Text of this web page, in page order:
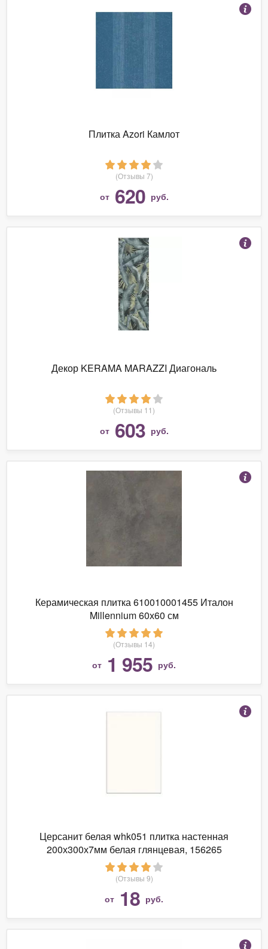
Плитка Azori Камлот
(Отзывы 7)
от 620 руб.
Декор KERAMA MARAZZI Диагональ
(Отзывы 11)
от 603 руб.
Керамическая плитка 610010001455 Италон
Millennium 60х60 см
(Отзывы 14)
от 1 955 руб.
Церсанит белая whk051 плитка настенная
200х300х7мм белая глянцевая, 156265
(Отзывы 9)
от 18 руб.